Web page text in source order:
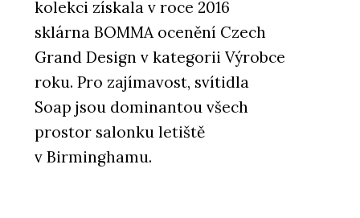
kolekci získala v roce 2016
sklárna BOMMA ocenění Czech
Grand Design v kategorii Výrobce
roku. Pro zajímavost, svítidla
Soap jsou dominantou všech
prostor salonku letiště
v Birminghamu.